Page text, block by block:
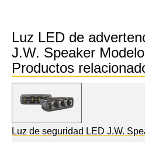
Luz LED de
J.W. Speaker
Productos
Luz de seguridad LED J.W.